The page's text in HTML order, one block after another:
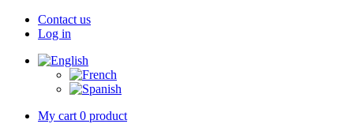
Contact us
Log in
My cart 0 product